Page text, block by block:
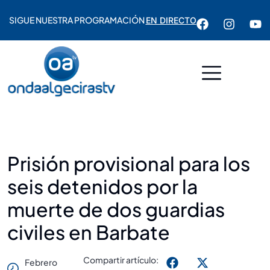
SIGUE NUESTRA PROGRAMACIÓNEN DIRECTO
Prisión provisional para los
seis detenidos por la
muerte de dos guardias
civiles en Barbate
Febrero
Compartir artículo: